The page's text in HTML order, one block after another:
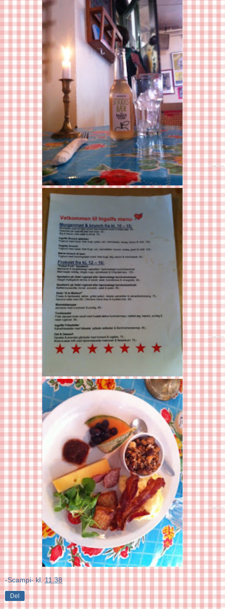
-Scampi- kl.11.38
Del